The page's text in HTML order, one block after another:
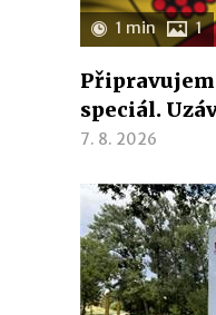
1 min 1
speciál.
7. 8. 2026